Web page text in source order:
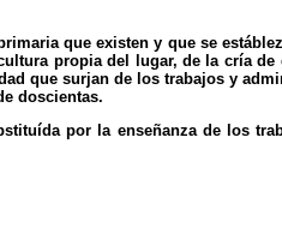
que existen y que se
propia del lugar, de la cría
que surjan de los trabajos y
doscientas.
por la enseñanza de los